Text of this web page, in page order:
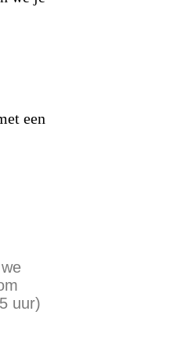
een
uur)